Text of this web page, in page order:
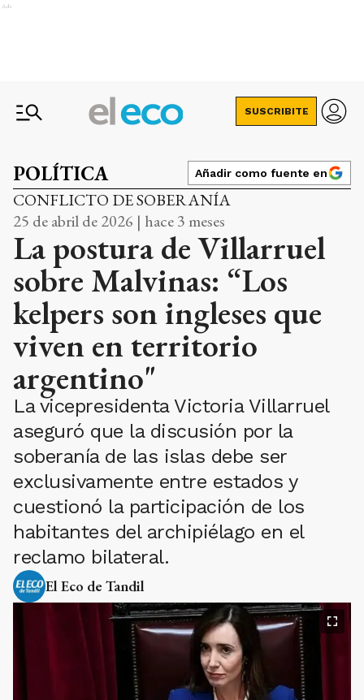
Ads
SUSCRIBITE
POLÍTICA Añadir como fuente en
CONFLICTO DE SOBERANÍA
25 de abril de 2026 | hace 3 meses
La postura de Villarruel
sobre Malvinas: “Los
kelpers son ingleses que
viven en territorio
argentino"
La vicepresidenta Victoria Villarruel
aseguró que la discusión por la
soberanía de las islas debe ser
exclusivamente entre estados y
cuestionó la participación de los
habitantes del archipiélago en el
reclamo bilateral.
El Eco de Tandil